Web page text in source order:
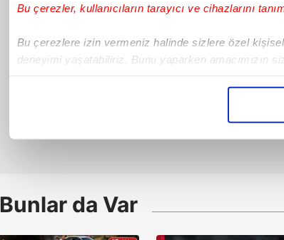
Bu çerezler, kullanıcıların tarayıcı ve cihazlarını
Bu çerezlere izin vermeniz halinde sizlere özel
deneyimi yaşatabiliriz. Bunu yaparken amacımızın
amacıyla kullanılmaktadır. Diğer çerezler, sitemizin
reklam/pazarlama faaliyetlerinin yapılması,
Bunlar da Var